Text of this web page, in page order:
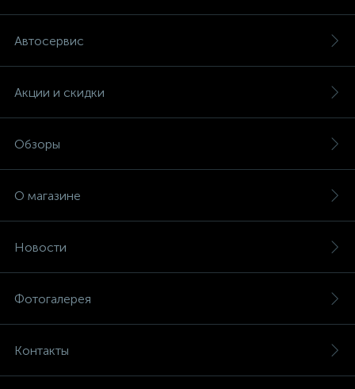
Автосервис
Акции и скидки
Обзоры
О магазине
Новости
Фотогалерея
Контакты